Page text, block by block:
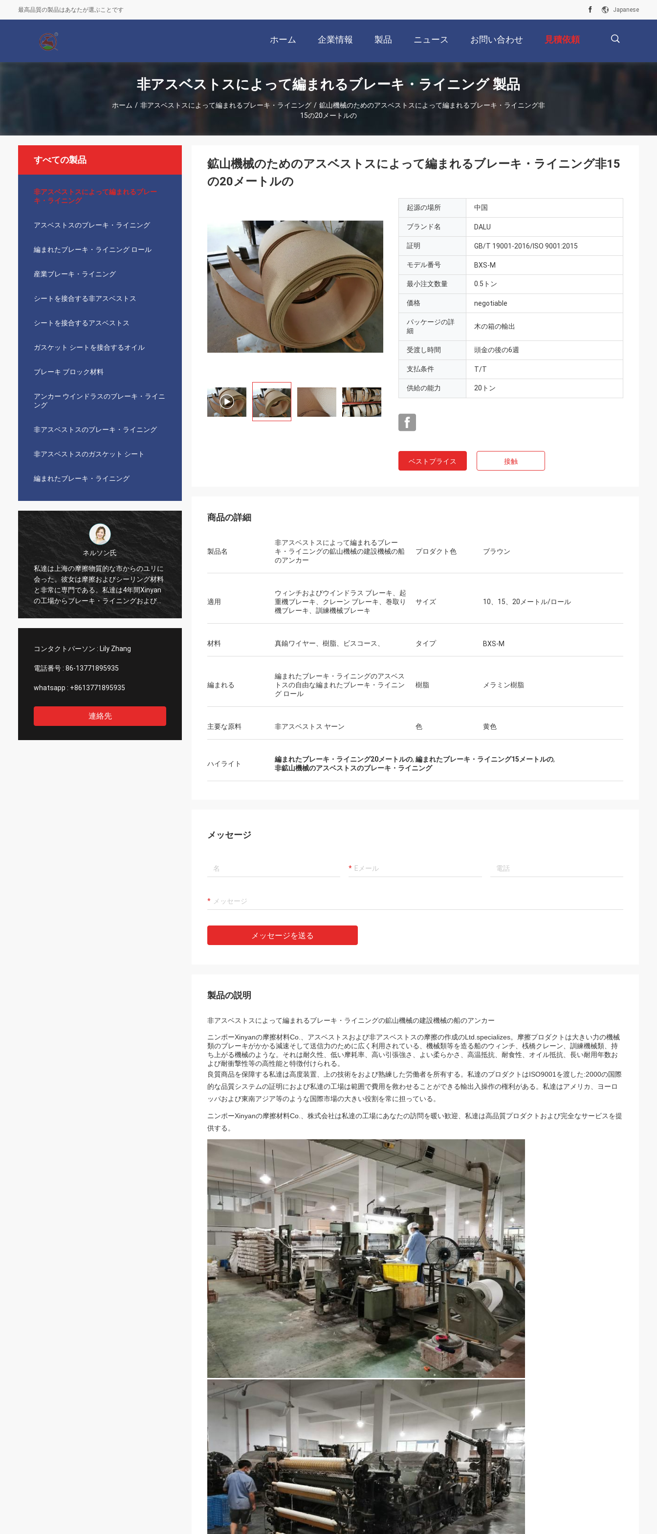
最高品質の製品はあなたが選ぶことです Japanese
ホーム 企業情報 製品 ニュース お問い合わせ 見積依頼
非アスベストスによって編まれるブレーキ・ライニング 製品
ホーム / 非アスベストスによって編まれるブレーキ・ライニング / 鉱山機械のためのアスベストスによって編まれるブレーキ・ライニング非
15の20メートルの
すべての製品
非アスベストスによって編まれるブレー
キ・ライニング
アスベストスのブレーキ・ライニング
編まれたブレーキ・ライニング ロール
産業ブレーキ・ライニング
シートを接合する非アスベストス
シートを接合するアスベストス
ガスケット シートを接合するオイル
ブレーキ ブロック材料
アンカー ウインドラスのブレーキ・ライニ
ング
非アスベストスのブレーキ・ライニング
非アスベストスのガスケット シート
編まれたブレーキ・ライニング
ネルソン氏
私達は上海の摩擦物質的な市からのユリに
会った。彼女は摩擦およびシーリング材料
と非常に専門である。私達は4年間Xinyan
の工場からブレーキ・ライニングおよびガ
スケットの共同シートを輸入した。よく、
ことを信じる
ニングの質はいつもよく、言われた「最高
のコスト パフォーマンス」であることがで
きる。ユリはコミュニケーションおよび支
える、非常に正直な販売部長で非常によ
コンタクトパーソン : Lily Zhang
電話番号 : 86-13771895935
whatsapp : +8613771895935
連絡先
鉱山機械のためのアスベストスによって編まれるブレーキ・ライニング非15
の20メートルの
起源の場所 中国
ブランド名 DALU
証明 GB/T 19001-2016/ISO 9001:2015
モデル番号 BXS-M
最小注文数量 0.5トン
価格 negotiable
パッケージの詳
細
木の箱の輸出
受渡し時間 頭金の後の6週
支払条件 T/T
供給の能力 20トン
ベストプライス 接触
商品の詳細
製品名
非アスベストスによって編まれるブレー
キ・ライニングの鉱山機械の建設機械の船
のアンカー
プロダクト色 ブラウン
適用
ウィンチおよびウインドラス ブレーキ、起
重機ブレーキ、クレーン ブレーキ、巻取り
機ブレーキ、訓練機械ブレーキ
サイズ 10、15、20メートル/ロール
材料 真鍮ワイヤー、樹脂、ビスコース、 タイプ BXS-M
編まれる
編まれたブレーキ・ライニングのアスベス
トスの自由な編まれたブレーキ・ライニン
グ ロール
樹脂 メラミン樹脂
主要な原料 非アスベストス ヤーン 色 黄色
ハイライト
編まれたブレーキ・ライニング20メートルの, 編まれたブレーキ・ライニング15メートルの,
非鉱山機械のアスベストスのブレーキ・ライニング
メッセージ
メッセージを送る
製品の説明
非アスベストスによって編まれるブレーキ・ライニングの鉱山機械の建設機械の船のアンカー
ニンポーXinyanの摩擦材料Co.、アスベストスおよび非アスベストスの摩擦の作成のLtd.specializes。摩擦プロダクトは大きい力の機械
類のブレーキがかかる減速そして送信力のために広く利用されている、機械類等を造る船のウィンチ、桟橋クレーン、訓練機械類、持
ち上がる機械のような。それは耐久性、低い摩耗率、高い引張強さ、よい柔らかさ、高温抵抗、耐食性、オイル抵抗、長い耐用年数お
よび耐衝撃性等の高性能と特徴付けられる。
良質商品を保障する私達は高度装置、上の技術をおよび熟練した労働者を所有する。私達のプロダクトはISO9001を渡した:2000の国際
的な品質システムの証明におよび私達の工場は範囲で費用を救わせることができる輸出入操作の権利がある。私達はアメリカ、ヨーロ
ッパおよび東南アジア等のような国際市場の大きい役割を常に担っている。
ニンポーXinyanの摩擦材料Co.、株式会社は私達の工場にあなたの訪問を暖い歓迎、私達は高品質プロダクトおよび完全なサービスを提
供する。